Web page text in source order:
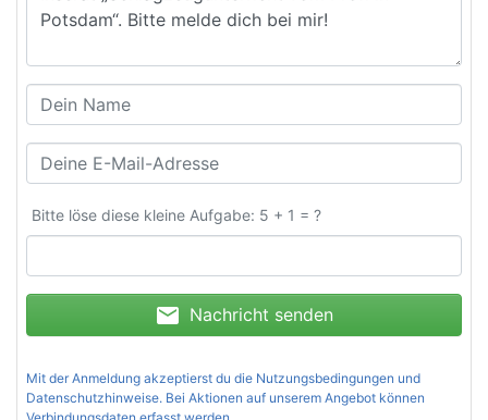
Bitte löse diese kleine Aufgabe: 5 + 1 = ?
mail Nachricht senden
Mit der Anmeldung akzeptierst du die Nutzungsbedingungen und
Datenschutzhinweise. Bei Aktionen auf unserem Angebot können